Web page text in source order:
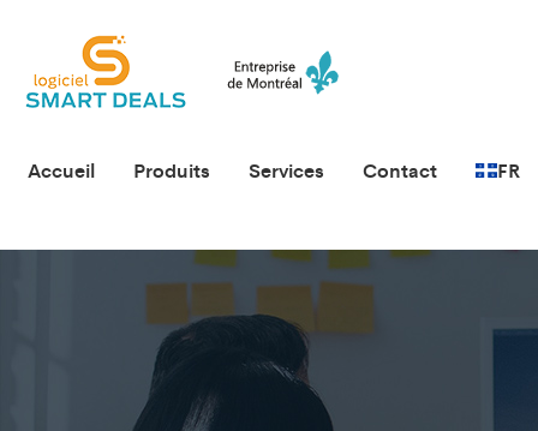
Accueil Produits Services Contact FR